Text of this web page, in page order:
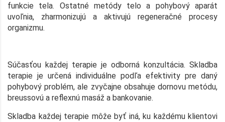
funkcie tela. Ostatné metódy telo a pohybový aparát
uvoľnia, zharmonizujú a aktivujú regeneračné procesy
organizmu.
Súčasťou každej terapie je odborná konzultácia. Skladba
terapie je určená individuálne podľa efektivity pre daný
pohybový problém, ale zvyčajne obsahuje dornovu metódu,
breussovú a reflexnú masáž a bankovanie.
Skladba každej terapie môže byť iná, ku každému klientovi